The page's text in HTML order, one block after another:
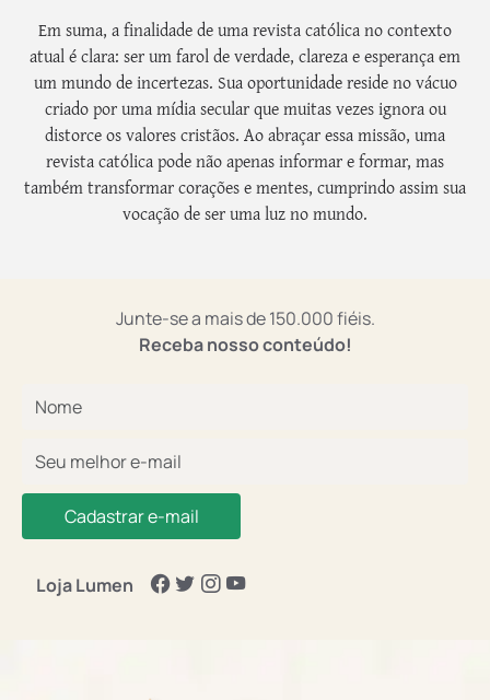
Em suma, a finalidade de uma revista católica no contexto
atual é clara: ser um farol de verdade, clareza e esperança em
um mundo de incertezas. Sua oportunidade reside no vácuo
criado por uma mídia secular que muitas vezes ignora ou
distorce os valores cristãos. Ao abraçar essa missão, uma
revista católica pode não apenas informar e formar, mas
também transformar corações e mentes, cumprindo assim sua
vocação de ser uma luz no mundo.
Junte-se a mais de 150.000 fiéis.
Receba nosso conteúdo!
Cadastrar e-mail
Loja Lumen